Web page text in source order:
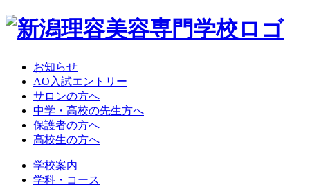
お知らせ
AO入試エントリー
サロンの方へ
中学・高校の先生方へ
保護者の方へ
高校生の方へ
学校案内
学科・コース